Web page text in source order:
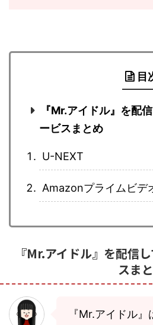
目
『Mr.アイドル』を配
ービスまとめ
U-NEXT
Amazonプライムビデ
『Mr.アイドル』を配信
スま
『Mr.アイドル